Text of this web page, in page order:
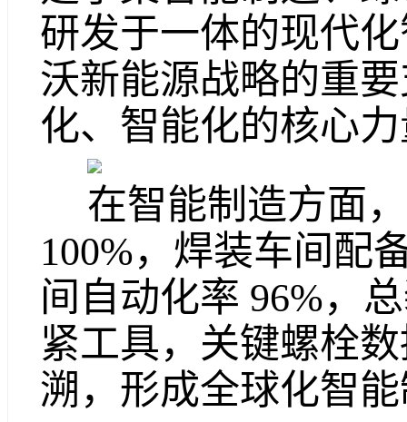
研发于一体的现代
沃新能源战略的重
化、智能化的核心
在智能制造方面
100%，焊装车间配
间自动化率 96%，
紧工具，关键螺栓
溯，形成全球化智